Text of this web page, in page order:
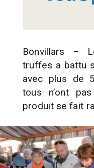
Bonvillars –
truffes a battu
avec plus de
tous n’ont
produit se fait